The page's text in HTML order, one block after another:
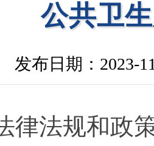
公共卫
发布日期：2023-
律法规和政